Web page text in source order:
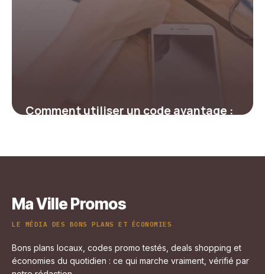
Comment utiliser un code avantage :
Ma Ville Promos
LE MÉDIA DES BONS PLANS ET ÉCONOMIES
Bons plans locaux, codes promo testés, deals shopping et
économies du quotidien : ce qui marche vraiment, vérifié par